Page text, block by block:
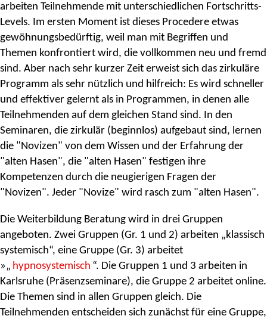
arbeiten Teilnehmende mit unterschiedlichen Fortschritts-
Levels. Im ersten Moment ist dieses Procedere etwas
gewöhnungsbedürftig, weil man mit Begriffen und
Themen konfrontiert wird, die vollkommen neu und fremd
sind. Aber nach sehr kurzer Zeit erweist sich das zirkuläre
Programm als sehr nützlich und hilfreich: Es wird schneller
und effektiver gelernt als in Programmen, in denen alle
Teilnehmenden auf dem gleichen Stand sind. In den
Seminaren, die zirkulär (beginnlos) aufgebaut sind, lernen
die "Novizen" von dem Wissen und der Erfahrung der
"alten Hasen", die "alten Hasen" festigen ihre
Kompetenzen durch die neugierigen Fragen der
"Novizen". Jeder "Novize" wird rasch zum "alten Hasen".
Die Weiterbildung Beratung wird in drei Gruppen
angeboten. Zwei Gruppen (Gr. 1 und 2) arbeiten „klassisch
systemisch“, eine Gruppe (Gr. 3) arbeitet
»„ hypnosystemisch “. Die Gruppen 1 und 3 arbeiten in
Karlsruhe (Präsenzseminare), die Gruppe 2 arbeitet online.
Die Themen sind in allen Gruppen gleich. Die
Teilnehmenden entscheiden sich zunächst für eine Gruppe,